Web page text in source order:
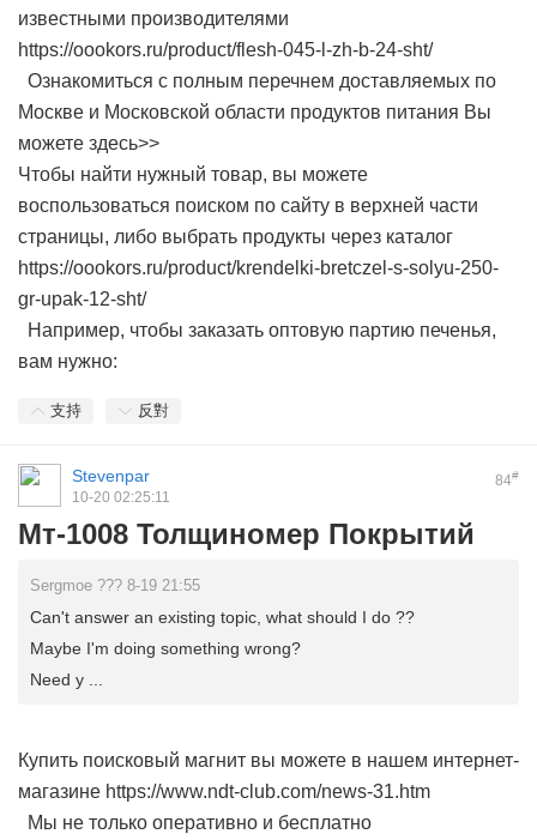
известными производителями
https://oookors.ru/product/flesh-045-l-zh-b-24-sht/
Ознакомиться с полным перечнем доставляемых по
Москве и Московской области продуктов питания Вы
можете здесь>>
Чтобы найти нужный товар, вы можете
воспользоваться поиском по сайту в верхней части
страницы, либо выбрать продукты через каталог
https://oookors.ru/product/krendelki-bretczel-s-solyu-250-
gr-upak-12-sht/
Например, чтобы заказать оптовую партию печенья,
вам нужно:
支持 反對
84#
Stevenpar
10-20 02:25:11
Мт-1008 Толщиномер Покрытий
Sergmoe ??? 8-19 21:55
Can't answer an existing topic, what should I do ??
Maybe I'm doing something wrong?
Need y ...
Купить поисковый магнит вы можете в нашем интернет-
магазине https://www.ndt-club.com/news-31.htm
Мы не только оперативно и бесплатно